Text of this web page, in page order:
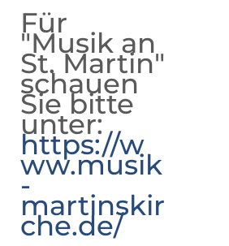
Für
"Musik an
St. Martin"
schauen
Sie bitte
unter:
https://w
ww.musik
-
martinskir
che.de/